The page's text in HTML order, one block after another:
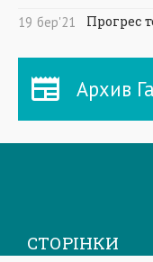
19 бер'21 Прогрес
Архив
СТОРІНКИ